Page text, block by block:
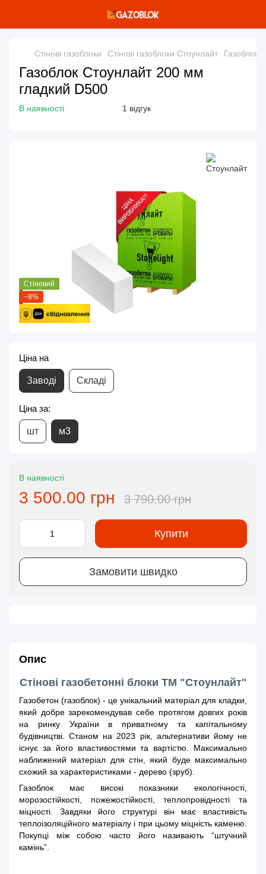
Стінові газоблоки Стінові газоблоки Стоунлайт Газоблок
Газоблок Стоунлайт 200 мм
гладкий D500
В наявності 1 відгук
Стіновий
−8%
Ціна на
Заводі Складі
Ціна за:
шт м3
В наявності
3 500.00 грн 3 790.00 грн
Купити
Замовити швидко
Опис
Стінові газобетонні блоки ТМ "Стоунлайт"
Газобетон (газоблок) - це унікальний матеріал для кладки,
який добре зарекомендував себе протягом довгих років
на ринку України в приватному та капітальному
будівництві. Станом на 2023 рік, альтернативи йому не
існує за його властивостями та вартістю. Максимально
наближений матеріал для стін, який буде максимально
схожий за характеристиками - дерево (зруб).
Газоблок має високі показники екологічності,
морозостійкості, пожежостійкості, теплопровідності та
міцності. Завдяки його структурі він має властивість
теплоізоляційного матеріалу і при цьому міцність каменю.
Покупці між собою часто його називають “штучний
камінь”.